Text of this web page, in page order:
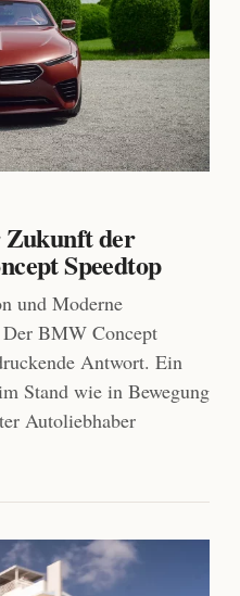
Zukunft der
Speedtop
und Moderne
Der BMW Concept
Antwort. Ein
Stand wie in Bewegung
Autoliebhaber